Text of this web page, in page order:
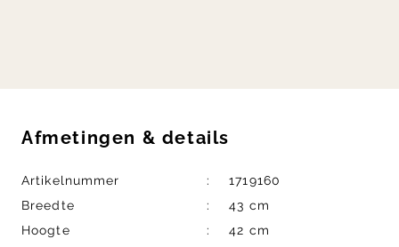
Afmetingen & details
Artikelnummer
1719160
Breedte
43 cm
Hoogte
42 cm